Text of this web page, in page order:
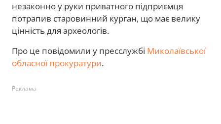
незаконно у руки приватного підприємця
потрапив старовинний курган, що має велику
цінність для археологів.
Про це повідомили у пресслужбі Миколаївської
обласної прокуратури.
Реклама